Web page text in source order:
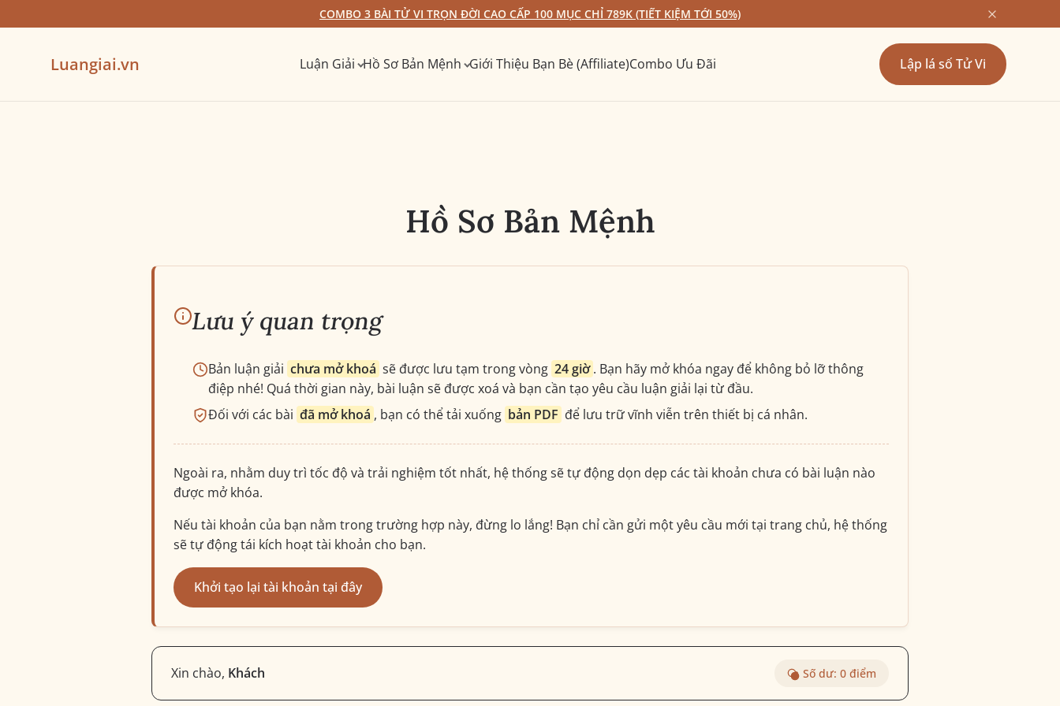
COMBO 3 BÀI TỬ VI TRỌN ĐỜI CAO CẤP 100 MỤC CHỈ 789K (TIẾT KIỆM TỚI 50%)
Luangiai.vn Luận Giải Hồ Sơ Bản Mệnh Giới Thiệu Bạn Bè (Affiliate)Combo Ưu Đãi Lập lá số Tử Vi
Hồ Sơ Bản Mệnh
Lưu ý quan trọng
Bản luận giải chưa mở khoá sẽ được lưu tạm trong vòng 24 giờ . Bạn hãy mở khóa ngay để không bỏ lỡ thông
điệp nhé! Quá thời gian này, bài luận sẽ được xoá và bạn cần tạo yêu cầu luận giải lại từ đầu.
Đối với các bài đã mở khoá , bạn có thể tải xuống bản PDF để lưu trữ vĩnh viễn trên thiết bị cá nhân.
Ngoài ra, nhằm duy trì tốc độ và trải nghiệm tốt nhất, hệ thống sẽ tự động dọn dẹp các tài khoản chưa có bài luận nào
được mở khóa.
Nếu tài khoản của bạn nằm trong trường hợp này, đừng lo lắng! Bạn chỉ cần gửi một yêu cầu mới tại trang chủ, hệ thống
sẽ tự động tái kích hoạt tài khoản cho bạn.
Khởi tạo lại tài khoản tại đây
Xin chào, Khách Số dư: 0 điểm